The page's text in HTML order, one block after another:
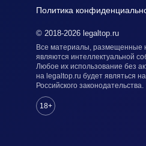
Политика
© 2018-2026 legaltop.ru
Все материалы, размещенные
являются интеллектуальной
Любое их использование без
на legaltop.ru будет являться
Российского законодательства.
18+